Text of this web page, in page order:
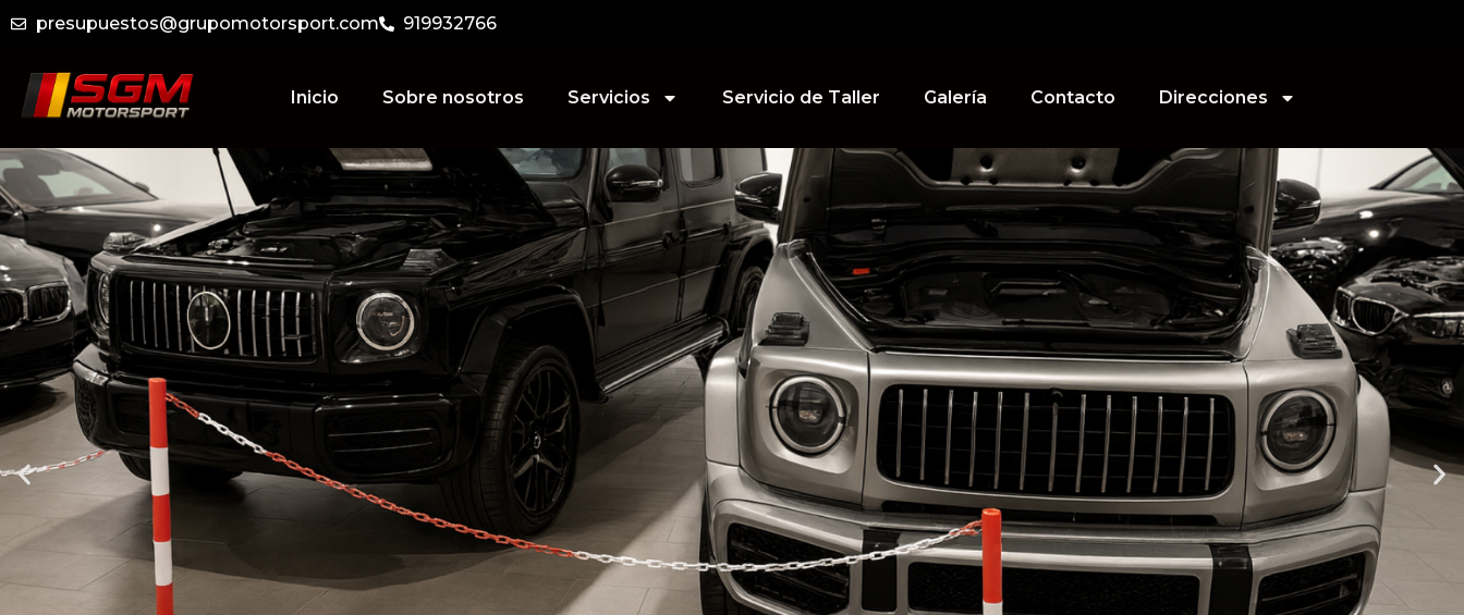
presupuestos@grupomotorsport.com 919932766
Inicio Sobre nosotros Servicios Servicio de Taller Galería Contacto Direcciones